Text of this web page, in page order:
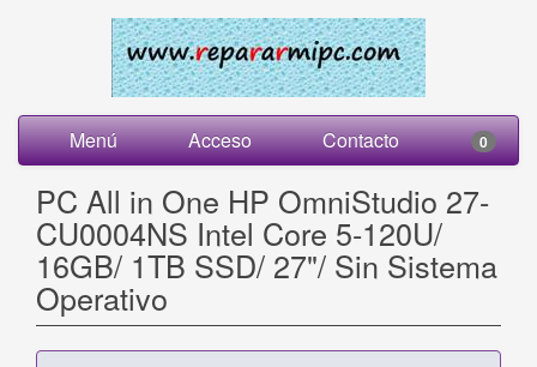
Menú Acceso Contacto 0
PC All in One HP OmniStudio 27-
CU0004NS Intel Core 5-120U/
16GB/ 1TB SSD/ 27"/ Sin Sistema
Operativo